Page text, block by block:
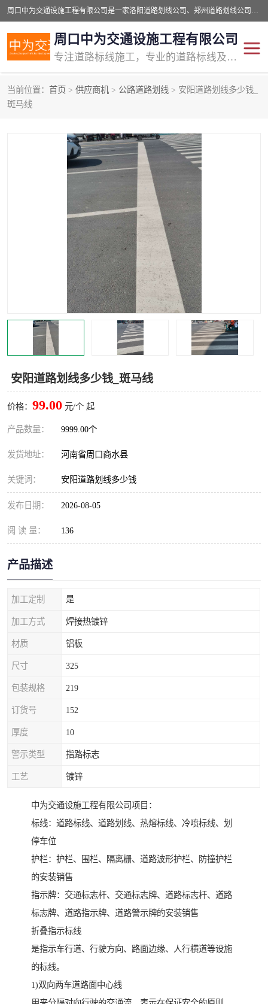
周口中为交通设施工程有限公司是一家洛阳道路划线公司、郑州道路划线公司、平顶山道路车位划线公司、开封车位划线公司、许昌道路车位划线公司、漯河道路车位划线公司，公司始终坚持“诚信、匠心、专注”的宗旨；我们的经营理念是：的服务。
周口中为交通设施工程有限公司
专注道路标线施工，专业的道路标线及交通设施施工服务商!
当前位置： 首页 > 供应商机 > 公路道路划线 > 安阳道路划线多少钱_
斑马线
安阳道路划线多少钱_斑马线
价格： 99.00 元/个 起
产品数量： 9999.00个
发货地址： 河南省周口商水县
关键词： 安阳道路划线多少钱
发布日期： 2026-08-05
阅 读 量： 136
产品描述
加工定制 是
加工方式 焊接热镀锌
材质 铝板
尺寸 325
包装规格 219
订货号 152
厚度 10
警示类型 指路标志
工艺 镀锌
中为交通设施工程有限公司项目：
标线：道路标线、道路划线、热熔标线、冷喷标线、划
停车位
护栏：护栏、围栏、隔离栅、道路波形护栏、防撞护栏
的安装销售
指示牌：交通标志杆、交通标志牌、道路标志杆、道路
标志牌、道路指示牌、道路警示牌的安装销售
折叠指示标线
是指示车行道、行驶方向、路面边缘、人行横道等设施
的标线。
1)双向两车道路面中心线
交通道路标线
道路标线划线 马路标线
道路划线